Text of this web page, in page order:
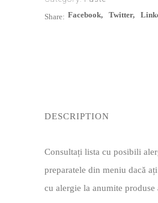
Share: Facebook Twitter
DESCRIPTION
Consultați lista cu posibili
preparatele din meniu dacă
cu alergie la anumite produse